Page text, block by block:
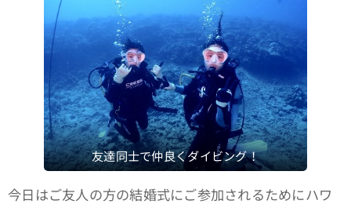
友達同士で仲良くダイビング！
今日はご友人の方の結婚式にご参加されるためにハワ